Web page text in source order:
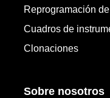
Reprogramación
Cuadros de
Clonaciones
Sobre nosotros